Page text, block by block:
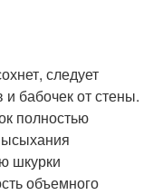
следует
и бабочек от стены.
полностью
шкурки
объемного